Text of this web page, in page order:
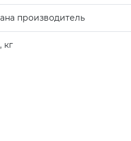
производитель
кг